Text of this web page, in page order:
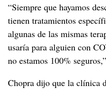
“Siempre que hayamos
tienen tratamientos
algunas de las mismas
usaría para alguien con
no estamos 100%
Chopra dijo que la clínica